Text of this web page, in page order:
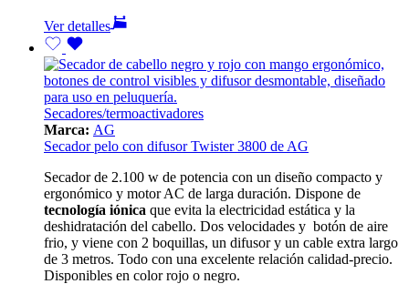
Ver detalles
Secadores/termoactivadores
Marca: AG
Secador pelo con difusor Twister 3800 de AG
Secador de 2.100 w de potencia con un diseño compacto y
ergonómico y motor AC de larga duración. Dispone de
tecnología iónica que evita la electricidad estática y la
deshidratación del cabello. Dos velocidades y botón de aire
frio, y viene con 2 boquillas, un difusor y un cable extra largo
de 3 metros. Todo con una excelente relación calidad-precio.
Disponibles en color rojo o negro.